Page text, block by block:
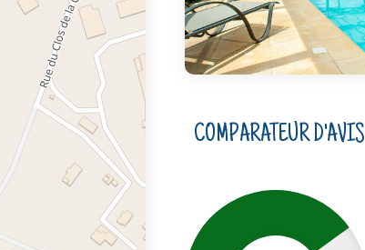
COMPARATEUR D'AVIS